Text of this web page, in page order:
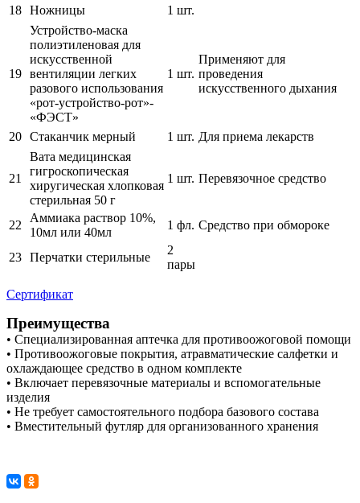
18 Ножницы 1 шт.
19
Устройство-маска
полиэтиленовая для
искусственной
вентиляции легких
разового использования
«рот-устройство-рот»-
«ФЭСТ»
1 шт.
Применяют для
проведения
искусственного дыхания
20 Стаканчик мерный 1 шт. Для приема лекарств
21
Вата медицинская
гигроскопическая
хиругическая хлопковая
стерильная 50 г
1 шт. Перевязочное средство
22
Аммиака раствор 10%,
10мл или 40мл
1 фл. Средство при обмороке
23 Перчатки стерильные
2
пары
Сертификат
Преимущества
• Специализированная аптечка для противоожоговой помощи
• Противоожоговые покрытия, атравматические салфетки и
охлаждающее средство в одном комплекте
• Включает перевязочные материалы и вспомогательные
изделия
• Не требует самостоятельного подбора базового состава
• Вместительный футляр для организованного хранения